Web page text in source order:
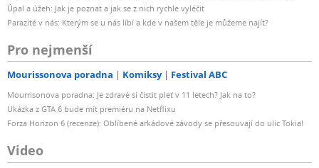
Úpal a úžeh: Jak je poznat a jak se z nich rychle vyléčit
Parazité v nás: Kterým se u nás líbí a kde v našem těle je můžeme najít?
Pro nejmenší
Mourissonova poradna Komiksy Festival ABC
Mourrisonova poradna: Je zdravé si čistit pleť v 11 letech? Jak na to?
Ukázka z GTA 6 bude mít premiéru na Netflixu
Forza Horizon 6 (recenze): Oblíbené arkádové závody se přesouvají do ulic Tokia!
Video